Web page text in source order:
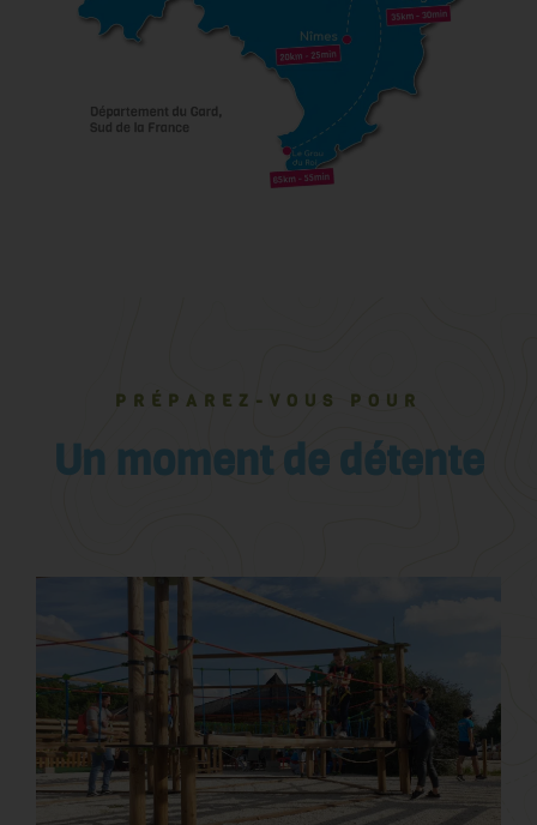
PRÉPAREZ-VOUS POUR
Un moment de détente